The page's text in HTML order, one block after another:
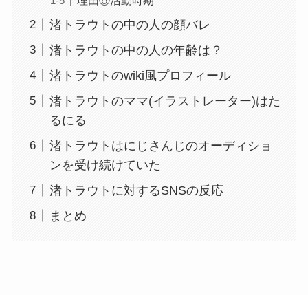
渚トラウトの中の人の顔バレ
渚トラウトの中の人の年齢は？
渚トラウトのwiki風プロフィール
渚トラウトのママ(イラストレーター)はた
るにる
渚トラウトはにじさんじのオーディショ
ンを受け続けていた
渚トラウトに対するSNSの反応
まとめ